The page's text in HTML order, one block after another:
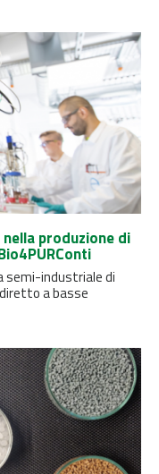
produzione di
semi-industriale di
a basse